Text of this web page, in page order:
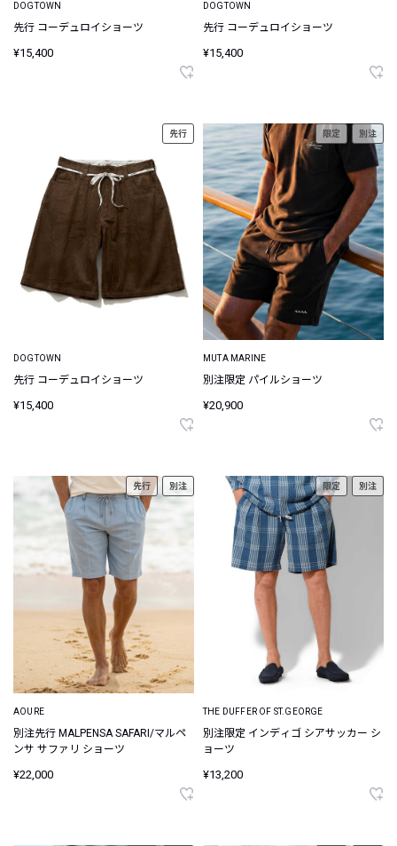
DOGTOWN
先行 コーデュロイショーツ
¥15,400
DOGTOWN
先行 コーデュロイショーツ
¥15,400
先行
DOGTOWN
先行 コーデュロイショーツ
¥15,400
限定 別注
MUTA MARINE
別注限定 パイルショーツ
¥20,900
先行 別注
AOURE
別注先行 MALPENSA SAFARI/マルペ
ンサ サファリ ショーツ
¥22,000
限定 別注
THE DUFFER OF ST.GEORGE
別注限定 インディゴ シアサッカー シ
ョーツ
¥13,200